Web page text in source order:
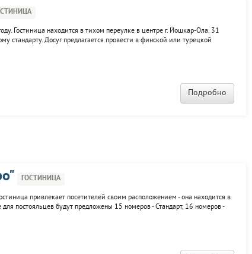
Гостиница находится в тихом переулке в центре г. Йошкар-Ола. 31
стандарту. Досуг предлагается провести в финской или турецкой
зал, в гостинице есть уютное кафе, бильярд.
Подробно
ГОСТИНИЦА
привлекает посетителей своим расположением - она находится в
постояльцев будут предложены 15 номеров - Стандарт, 16 номеров -
- Апартаменты. К услугам гостей: ресторан, бар, конференц-зал.